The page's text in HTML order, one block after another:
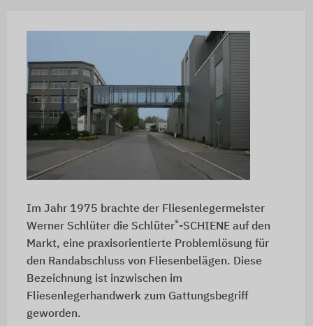
Im Jahr 1975 brachte der Fliesenlegermeister
Werner Schlüterdie Schlüter®-SCHIENEauf den
Markt, eine praxisorientierte Problemlösung für
den Randabschluss von Fliesenbelägen. Diese
Bezeichnung ist inzwischen im
Fliesenlegerhandwerk zum Gattungsbegriff
geworden.